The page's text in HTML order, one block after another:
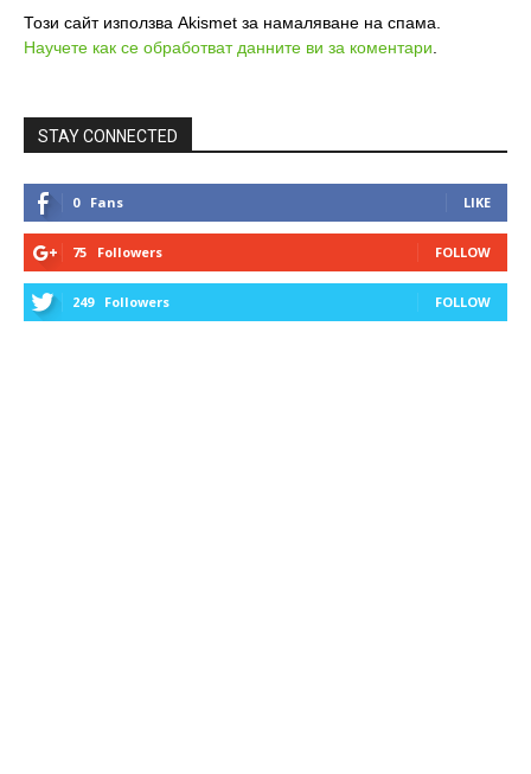
Този сайт използва Akismet за намаляване на спама.
Научете как се обработват данните ви за коментари.
STAY CONNECTED
0 Fans LIKE
75 Followers FOLLOW
249 Followers FOLLOW